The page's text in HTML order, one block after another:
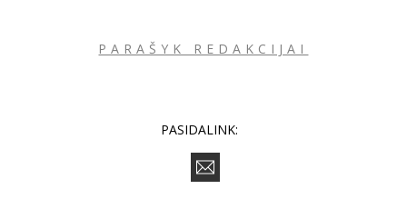
PARAŠYK REDAKCIJAI
PASIDALINK: